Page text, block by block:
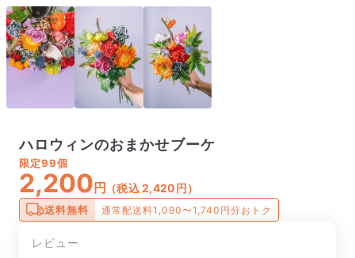
ハロウィンのおまかせブーケ
限定99個
2,200 円 （税込 2,420円）
送料無料 通常配送料1,090〜1,740円分おトク
レビュー